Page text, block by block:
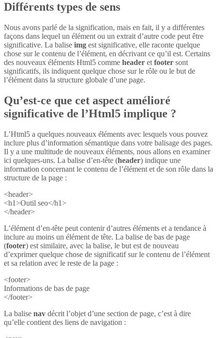
Différents types de sens
Nous avons parlé de la signification, mais en fait, il y a différentes
façons dans lequel un élément ou un extrait d’autre code peut être
significative. La balise img est significative, elle raconte quelque
chose sur le contenu de l’élément, en décrivant ce qu’il est. Certains
des nouveaux éléments Html5 comme header et footer sont
significatifs, ils indiquent quelque chose sur le rôle ou le but de
l’élément dans la structure globale d’une page.
Qu’est-ce que cet aspect amélioré
significative de l’Html5 implique ?
L’Html5 a quelques nouveaux éléments avec lesquels vous pouvez
inclure plus d’information sémantique dans votre balisage des pages.
Il y a une multitude de nouveaux éléments, nous allons en examiner
ici quelques-uns. La balise d’en-tête (header) indique une
information concernant le contenu de l’élément et de son rôle dans la
structure de la page :
<header>
<h1>Outil seo</h1>
</header>
L’élément d’en-tête peut contenir d’autres éléments et a tendance à
inclure au moins un élément de tête. La balise de bas de page
(footer) est similaire, avec la balise, le but est de nouveau
d’exprimer quelque chose de significatif sur le contenu de l’élément
et sa relation avec le reste de la page :
<footer>
Informations de bas de page
</footer>
La balise nav décrit l’objet d’une section de page, c’est à dire
qu’elle contient des liens de navigation :